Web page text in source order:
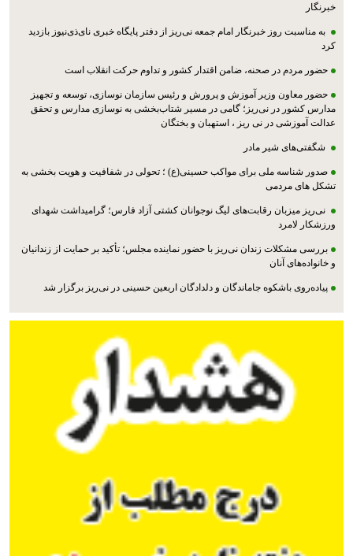
خبرنگار
به مناسبت روز خبرنگار امام جمعه نی‌ریز از دفتر پایگاه خبری نای‌ذی‌نیوز بازدید
کرد
حضور مردم در صحنه، ضامن اقتدار کشور و تداوم حرکت انقلاب است
حضور معاون وزیر آموزش و پرورش و رئیس سازمان نوسازی، توسعه و تجهیز
مدارس کشور در نی‌ریز؛ گامی در مسیر شتاب‌بخشی به نوسازی مدارس و تحقق
عدالت آموزشی در نی ریز ، استهبان و بختگان
شگفتی‌های شیر مادر
صدور شناسه ملی برای مواکب حسینی(ع) ؛ تحولی در شفافیت و هویت بخشی به
تشکل های مردمی
نی‌ریز میزبان رقابت‌های لیگ نوجوانان کشتی آزاد فارس؛ گرامیداشت شهدای
ورزشکار لامرد
بررسی مشکلات زندان نی‌ریز با حضور نماینده مجلس؛ تأکید بر حمایت از زندانیان
و خانواده‌های آنان
پیاده‌روی باشکوه جاماندگان و دلدادگان اربعین حسینی در نی‌ریز برگزار شد